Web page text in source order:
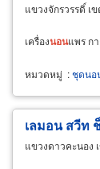
แขวงจักรวรรดิ์ เ
เครื่องนอนแพร ก
หมวดหมู่ :ชุดนอ
เลมอน สวีท
แขวงดาวคะนอง